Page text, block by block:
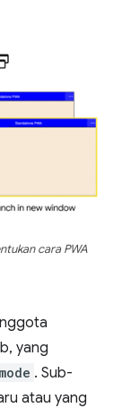
cara PWA
yang
. Sub-
atau yang